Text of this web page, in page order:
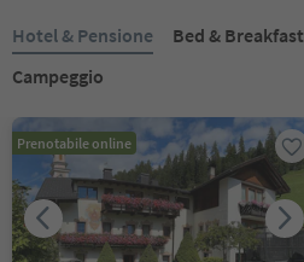
Hotel & Pensione Bed & Breakfast
Campeggio
Prenotabile online